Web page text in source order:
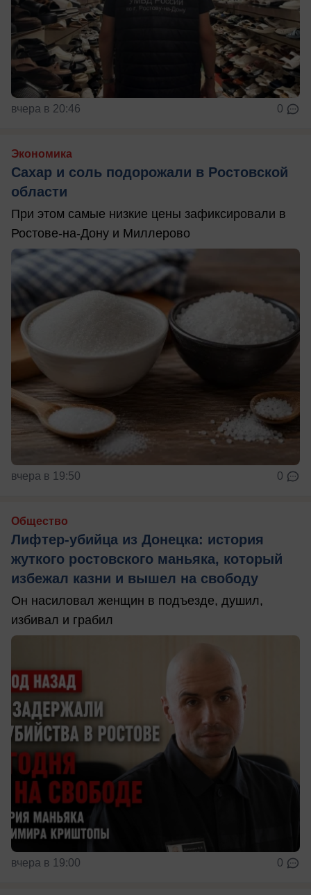
вчера в 20:46 0
Экономика
Сахар и соль подорожали в Ростовской
области
При этом самые низкие цены зафиксировали в
Ростове-на-Дону и Миллерово
вчера в 19:50 0
Общество
Лифтер-убийца из Донецка: история
жуткого ростовского маньяка, который
избежал казни и вышел на свободу
Он насиловал женщин в подъезде, душил,
избивал и грабил
вчера в 19:00 0